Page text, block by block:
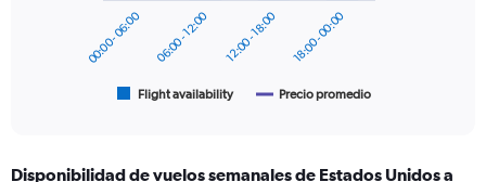
Flight availability Precio promedio
00:00 - 06:00 06:00 - 12:00 12:00 - 18:00 18:00 - 00:00
Disponibilidad de vuelos semanales de Estados Unidos a